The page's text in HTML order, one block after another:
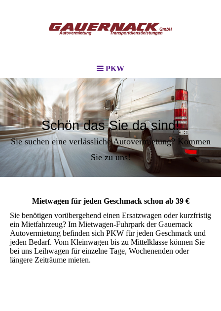
PKW
Schön das Sie da sind!
Sie suchen eine verlässliche Autovermietung? Kommen
Sie zu uns!
Mietwagen für jeden Geschmack schon ab 39 €
Sie benötigen vorübergehend einen Ersatzwagen oder kurzfristig
ein Mietfahrzeug? Im Mietwagen-Fuhrpark der Gauernack
Autovermietung befinden sich PKW für jeden Geschmack und
jeden Bedarf. Vom Kleinwagen bis zu Mittelklasse können Sie
bei uns Leihwagen für einzelne Tage, Wochenenden oder
längere Zeiträume mieten.